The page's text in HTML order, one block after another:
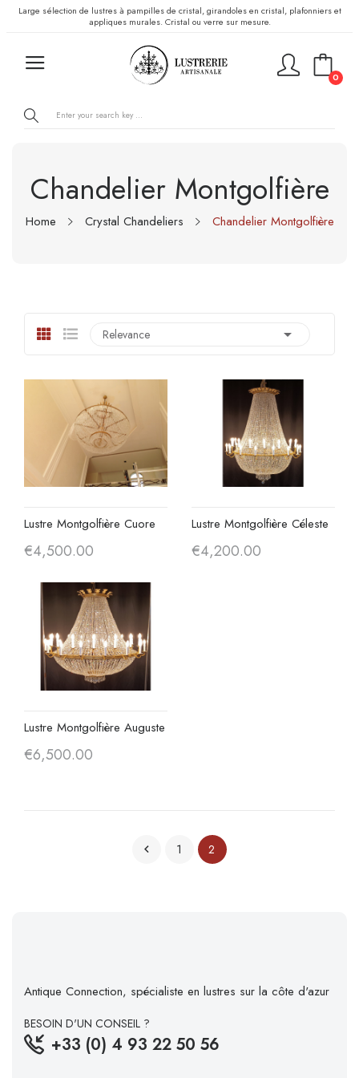
Large sélection de lustres à pampilles de cristal, girandoles en cristal, plafonniers et
appliques murales. Cristal ou verre sur mesure.
0
Chandelier Montgolfière
Home Crystal Chandeliers Chandelier Montgolfière
Relevance 
Lustre Montgolfière Cuore
€4,500.00
Lustre Montgolfière Céleste
€4,200.00
Lustre Montgolfière Auguste
€6,500.00
 1 2
Antique Connection, spécialiste en lustres sur la côte d'azur
BESOIN D'UN CONSEIL ?
+33 (0) 4 93 22 50 56